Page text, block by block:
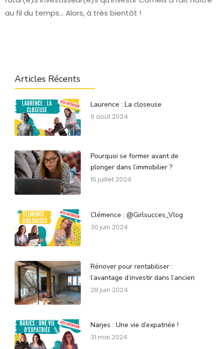
au fil du temps… Alors, à très bientôt !
Articles Récents
Laurence : La closeuse
9 août 2024
Pourquoi se former avant de
plonger dans l’immobilier ?
15 juillet 2024
Clémence : @Girlsucces_Vlog
30 juin 2024
Rénover pour rentabiliser :
l’avantage d’investir dans l’ancien
28 juin 2024
Narjes : Une vie d’expatriée !
31 mai 2024